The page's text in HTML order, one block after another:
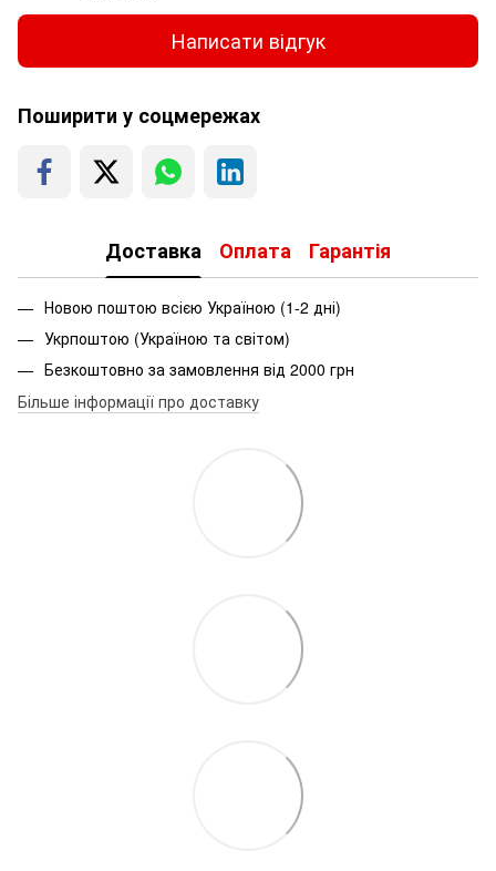
Написати відгук
Поширити у соцмережах
Доставка Оплата Гарантія
Новою поштою всією Україною (1-2 дні)
Укрпоштою (Україною та світом)
Безкоштовно за замовлення від 2000 грн
Більше інформації про доставку